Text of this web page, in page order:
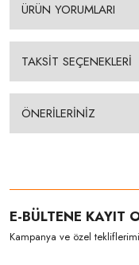
ÜRÜN YORUMLARI
TAKSİT SEÇENEKLERİ
ÖNERİLERİNİZ
E-BÜLTENE KAYIT
Kampanya ve özel